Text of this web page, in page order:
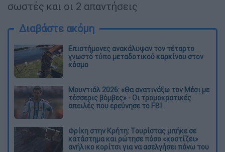
σωστές και οι 2 απαντήσεις
Διαβάστε ακόμη
Επιστήμονες ανακάλυψαν τον τέταρτο
γνωστό τύπο μεταδοτικού καρκίνου στον
κόσμο
Μουντιάλ 2026: «Θα ανατινάξω τον Μέσι με
τέσσερις βόμβες» - Οι τρομοκρατικές
απειλές που ερεύνησε το FBI
Φρίκη στην Κρήτη: Τουρίστας μπήκε σε
κατάστημα και ρώτησε πόσο «κοστίζει»
ανήλικο κορίτσι για να ασελγήσει πάνω του